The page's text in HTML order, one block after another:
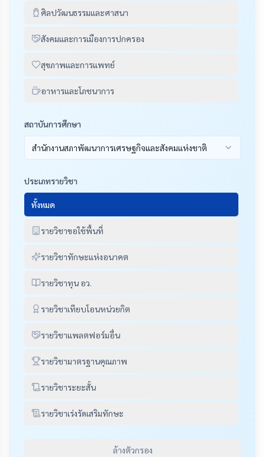
ศิลปวัฒนธรรมและศาสนา
สังคมและการเมืองการปกครอง
สุขภาพและการแพทย์
อาหารและโภชนาการ
สถาบันการศึกษา
สำนักงานสภาพัฒนาการเศรษฐกิจและสังคมแห่งชาติ
ประเภทรายวิชา
ทั้งหมด
รายวิชาขอใช้พื้นที่
รายวิชาทักษะแห่งอนาคต
รายวิชาทุน อว.
รายวิชาเทียบโอนหน่วยกิต
รายวิชาแพลตฟอร์มอื่น
รายวิชามาตรฐานคุณภาพ
รายวิชาระยะสั้น
รายวิชาเร่งรัดเสริมทักษะ
ล้างตัวกรอง